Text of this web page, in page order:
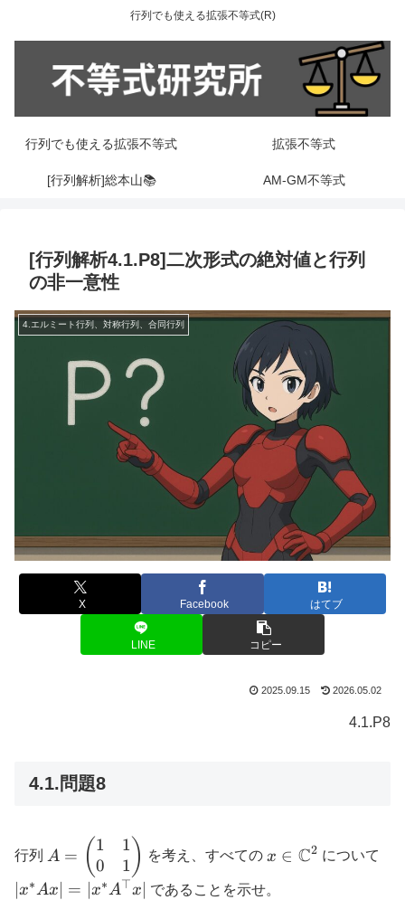
行列でも使える拡張不等式(R)
行列でも使える拡張不等式 拡張不等式
[行列解析]総本山📚 AM-GM不等式
[行列解析4.1.P8]二次形式の絶対値と行列
の非一意性
4.エルミート行列、対称行列、合同行列
X Facebook はてブ
LINE コピー
2025.09.15 2026.05.02
4.1.P8
4.1.問題8
行列
A =
\begin{pmatrix}1
& 1\\ 0 &
A = ( 1
0
1
1 ) を考え、すべての
x \in
\mathbb{C}^2
x ∈ C2 について
x∗Ax = x∗A⊤x であることを示せ。